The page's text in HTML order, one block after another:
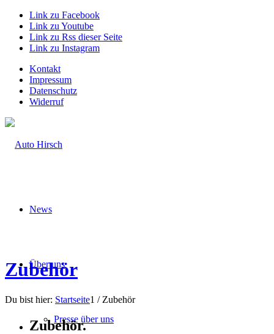
Link zu Facebook
Link zu Youtube
Link zu Rss dieser Seite
Link zu Instagram
Kontakt
Impressum
Datenschutz
Widerruf
News
Über uns
Presse über uns
Zubehör
Du bist hier: Startseite1 / Zubehör
Zubehör.